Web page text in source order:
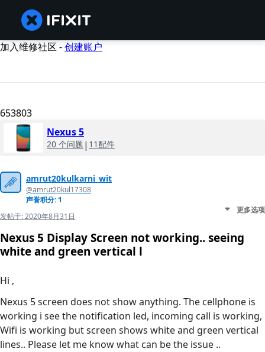
加入维修社区 -创建账户
653803
Nexus 5
20 个问题 | 11配件
amrut20kulkarni_wit
@amrut20kul17308
声誉积分: 1
发帖于:2020年8月31日
更多选项
Nexus 5 Display Screen not working.. seeing
white and green vertical l
Hi ,
Nexus 5 screen does not show anything. The cellphone is
working i see the notification led, incoming call is working,
Wifi is working but screen shows white and green vertical
lines.. Please let me know what can be the issue ..